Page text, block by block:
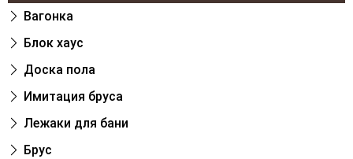
Вагонка
Блок хаус
Доска пола
Имитация бруса
Лежаки для бани
Брус